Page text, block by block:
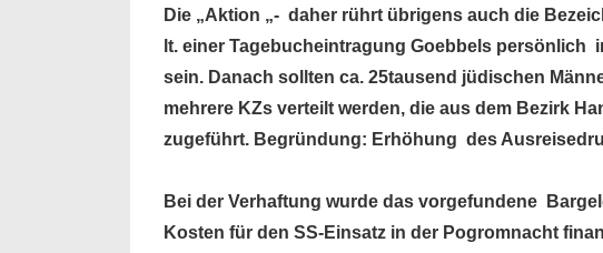
Die „Aktion „- daher rührt übrigens auch die
lt. einer Tagebucheintragung Goebbels persönlich
sein. Danach sollten ca. 25tausend jüdischen
mehrere KZs verteilt werden, die aus dem Bezirk
zugeführt. Begründung: Erhöhung des
Bei der Verhaftung wurde das vorgefundene
Kosten für den SS-Einsatz in der Pogromnacht